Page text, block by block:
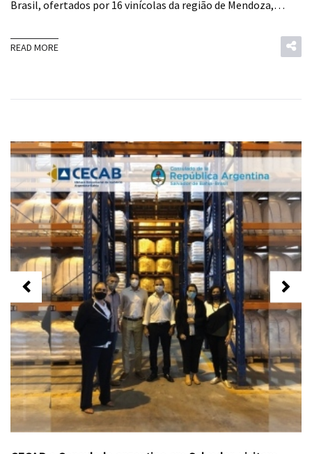
Brasil, ofertados por 16 vinícolas da região de Mendoza,…
READ MORE